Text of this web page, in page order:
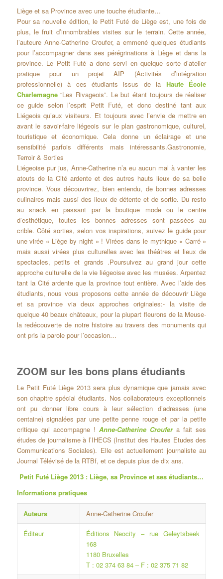
Liège et sa Province avec une touche étudiante…
Pour sa nouvelle édition, le Petit Futé de Liège est, une fois de
plus, le fruit d’innombrables visites sur le terrain. Cette année,
l’auteure Anne-Catherine Croufer, a emmené quelques étudiants
pour l’accompagner dans ses pérégrinations à Liège et dans la
province. Le Petit Futé a donc servi en quelque sorte d’atelier
pratique pour un projet AIP (Activités d’intégration
professionnelle) à ces étudiants issus de la Haute École
Charlemagne“Les Rivageois”. Le but étant toujours de réaliser
ce guide selon l’esprit Petit Futé, et donc destiné tant aux
Liégeois qu’aux visiteurs. Et toujours avec l’envie de mettre en
avant le savoir-faire liégeois sur le plan gastronomique, culturel,
touristique et économique. Cela donne un éclairage et une
sensibilité parfois différents mais intéressants.Gastronomie,
Terroir & Sorties
Liégeoise pur jus, Anne-Catherine n’a eu aucun mal à vanter les
atouts de la Cité ardente et des autres hauts lieux de sa belle
province. Vous découvrirez, bien entendu, de bonnes adresses
culinaires mais aussi des lieux de détente et de sortie. Du resto
au snack en passant par la boutique mode ou le centre
d’esthétique, toutes les bonnes adresses sont passées au
crible. Côté sorties, selon vos inspirations, suivez le guide pour
une virée « Liège by night » ! Virées dans le mythique « Carré »
mais aussi virées plus culturelles avec les théâtres et lieux de
spectacles, petits et grands .Poursuivez au grand jour cette
approche culturelle de la vie liégeoise avec les musées. Arpentez
tant la Cité ardente que la province tout entière. Avec l’aide des
étudiants, nous vous proposons cette année de découvrir Liège
et sa province via deux approches originales:- la visite de
quelque 40 beaux châteaux, pour la plupart fleurons de la Meuse-
la redécouverte de notre histoire au travers des monuments qui
ont pris la parole pour l’occasion…
ZOOM sur les bons plans étudiants
Le Petit Futé Liège 2013 sera plus dynamique que jamais avec
son chapitre spécial étudiants. Nos collaborateurs exceptionnels
ont pu donner libre cours à leur sélection d’adresses (une
centaine) signalées par une petite penne rouge et par la petite
critique qui accompagne ! Anne-Catherine Croufera fait ses
études de journalisme à l’IHECS (Institut des Hautes Etudes des
Communications Sociales). Elle est actuellement journaliste au
Journal Télévisé de la RTBf, et ce depuis plus de dix ans.
Petit Futé Liège 2013 : Liège, sa Province et ses étudiants…
Informations pratiques
Auteurs Anne-Catherine Croufer
Éditeur
Éditions Neocity – rue Geleytsbeek
168
1180 Bruxelles
T : 02 374 63 84 – F : 02 375 71 82